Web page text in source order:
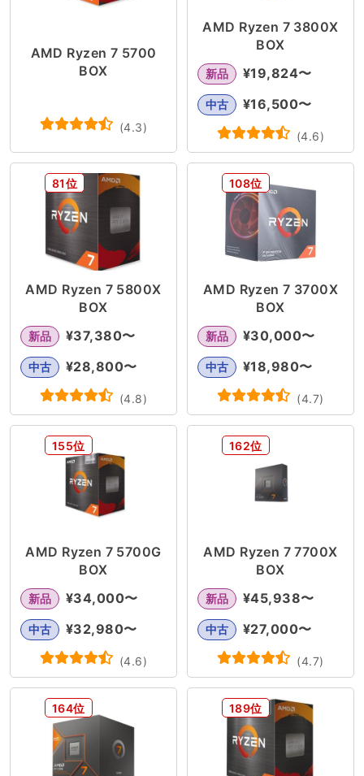
Core i9
RTXシリーズ Core Ultra
Arc Proシリーズ
RTX Aシリーズ Core i7 RTX PRO
Ryzen 3 Core i3
AMD Ryzen 7 5700
BOX
(4.3)
AMD Ryzen 7 3800X
BOX
新品 ¥19,824〜
中古 ¥16,500〜
(4.6)
81位
AMD Ryzen 7 5800X
BOX
新品 ¥37,380〜
中古 ¥28,800〜
(4.8)
108位
AMD Ryzen 7 3700X
BOX
新品 ¥30,000〜
中古 ¥18,980〜
(4.7)
155位
AMD Ryzen 7 5700G
BOX
新品 ¥34,000〜
中古 ¥32,980〜
(4.6)
162位
AMD Ryzen 7 7700X
BOX
新品 ¥45,938〜
中古 ¥27,000〜
(4.7)
164位 189位